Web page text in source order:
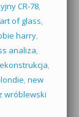
CR-78,
of glass,
harry,
analiza,
,
, new
wróblewski